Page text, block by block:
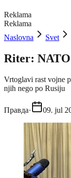
Reklama
Reklama
Naslovna
Svet
Riter: NATO
Vrtoglavi rast vojne
njih nego po Rusiju
Правда· 09. jul